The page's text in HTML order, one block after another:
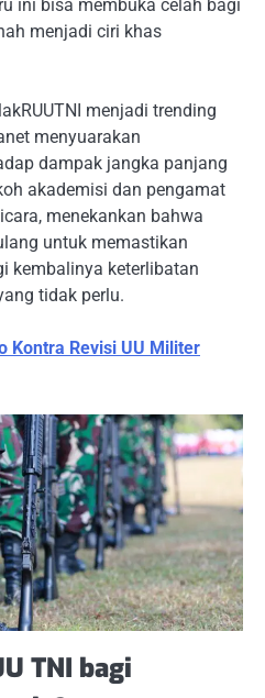
ini bisa membuka celah bagi
menjadi ciri khas
menjadi trending
menyuarakan
dampak jangka panjang
akademisi dan pengamat
menekankan bahwa
untuk memastikan
kembalinya keterlibatan
tidak perlu.
Kontra Revisi UU Militer
TNI bagi